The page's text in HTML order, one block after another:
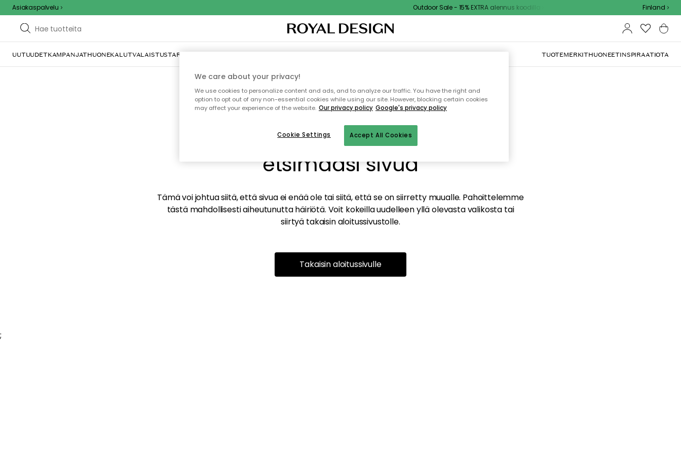
Asiakaspalvelu Outdoor Sale - 15% EXTRA alennus koodilla Finland
UUTUUDETKAMPANJATHUONEKALUTVALAISTUSTARJOILU JA KATTAUSSISUSTUSTEKSTIILIT & MATOTKEITTIÖSÄILYTYSULKOKALUSTEET TUOTEMERKITHUONEETINSPIRAATIOTA
Emme valitettavasti löydä
etsimääsi sivua
Tämä voi johtua siitä, että sivua ei enää ole tai siitä, että se on siirretty muualle. Pahoittelemme
tästä mahdollisesti aiheutunutta häiriötä. Voit kokeilla uudelleen yllä olevasta valikosta tai
siirtyä takaisin aloitussivustolle.
Takaisin aloitussivulle
;
We care about your privacy!
We use cookies to personalize content and ads, and to analyze our traffic. You have the right and
option to opt out of any non-essential cookies while using our site. However, blocking certain cookies
may affect your experience of the website. Our privacy policy Google's privacy policy
Accept All Cookies
Cookie Settings